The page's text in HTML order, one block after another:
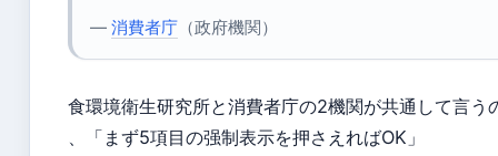
— 消費者庁 （政府機関）
食環境衛生研究所と消費者庁の2機関が共通して言う
、「まず5項目の强制表示を押さえればOK」